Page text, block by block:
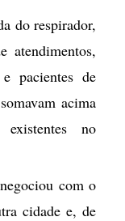
do respirador,
atendimentos,
pacientes de
acima
no
com o
cidade e, de